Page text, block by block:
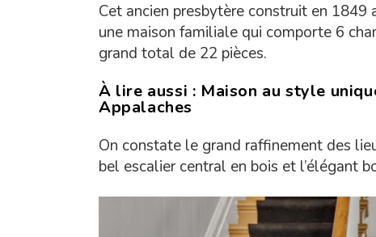
Cet ancien presbytère construit en
une maison familiale qui comporte 6
grand total de 22 pièces.
À lire aussi : Maison au style
Appalaches
On constate le grand raffinement des
bel escalier central en bois et l’élégant